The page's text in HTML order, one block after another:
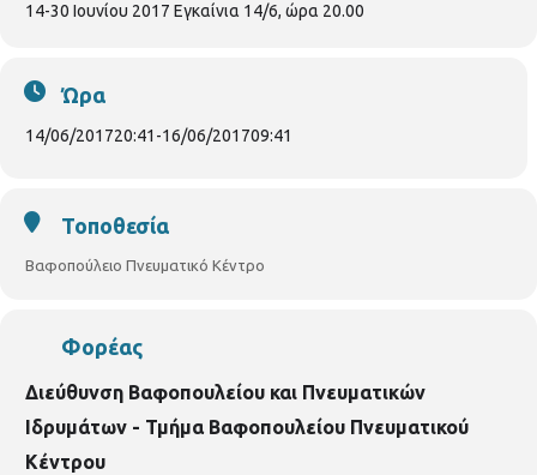
14-30 Ιουνίου 2017 Εγκαίνια 14/6, ώρα 20.00
Ώρα
14/06/201720:41 -16/06/201709:41
Τοποθεσία
Βαφοπούλειο Πνευματικό Κέντρο
Φορέας
Διεύθυνση Βαφοπουλείου και Πνευματικών
Ιδρυμάτων - Τμήμα Βαφοπουλείου Πνευματικού
Κέντρου